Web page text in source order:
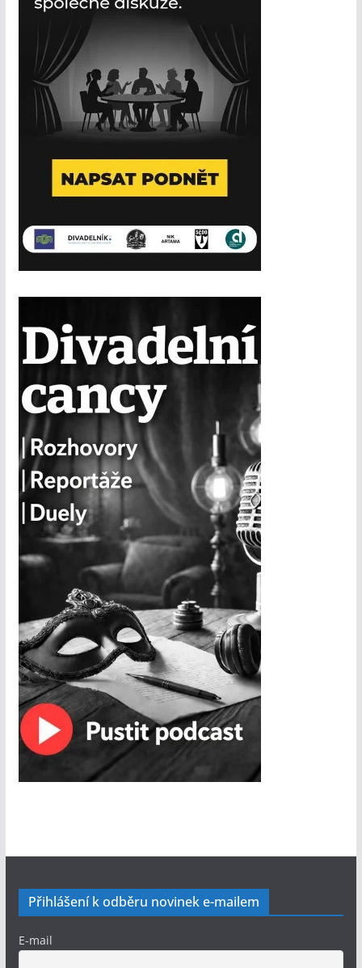
Přihlášení k odběru novinek e-mailem
E-mail